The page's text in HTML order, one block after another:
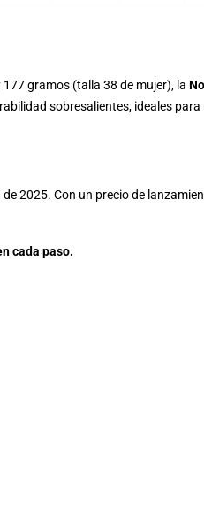
gramos (talla 38 de mujer), la
sobresalientes, ideales
2025. Con un precio de
cada paso.